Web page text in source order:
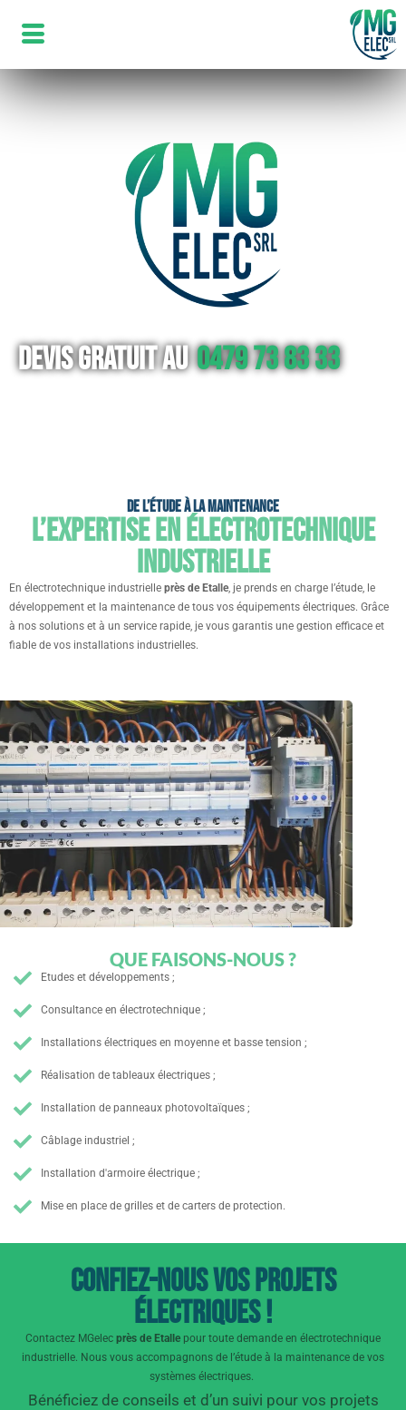
Devis gratuit au 0479 73 83 33
De l’étude à la maintenance
L’expertise en électrotechnique
industrielle
En électrotechnique industrielle près de Etalle, je prends en charge l’étude, le
développement et la maintenance de tous vos équipements électriques. Grâce
à nos solutions et à un service rapide, je vous garantis une gestion efficace et
fiable de vos installations industrielles.
QUE FAISONS-NOUS ?
Etudes et développements ;
Consultance en électrotechnique ;
Installations électriques en moyenne et basse tension ;
Réalisation de tableaux électriques ;
Installation de panneaux photovoltaïques ;
Câblage industriel ;
Installation d'armoire électrique ;
Mise en place de grilles et de carters de protection.
Confiez-nous vos projets
électriques !
Contactez MGelec près de Etalle pour toute demande en électrotechnique
industrielle. Nous vous accompagnons de l’étude à la maintenance de vos
systèmes électriques.
Bénéficiez de conseils et d’un suivi pour vos projets